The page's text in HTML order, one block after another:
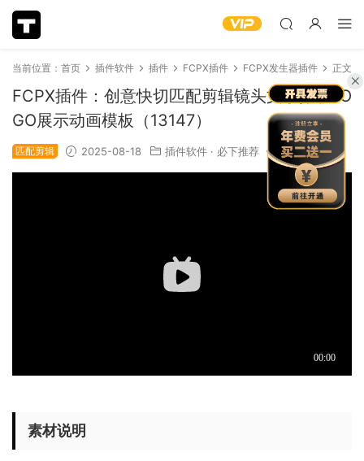
当前位置： 首页 插件软件 插件 FCPX插件 FCPX发生器插件 正文
FCPX插件：创意快切匹配剪辑镜头文字排版LO
GO展示动画模板（13147）
匹配剪辑 2025-08-18 插件软件 · 必下推荐 1.2k
素材说明